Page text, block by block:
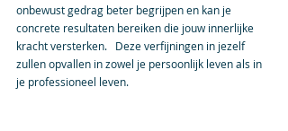
onbewust gedrag beter begrijpen en kan je
concrete resultaten bereiken die jouw innerlijke
kracht versterken.   Deze verfijningen in jezelf
zullen opvallen in zowel je persoonlijk leven als in
je professioneel leven.